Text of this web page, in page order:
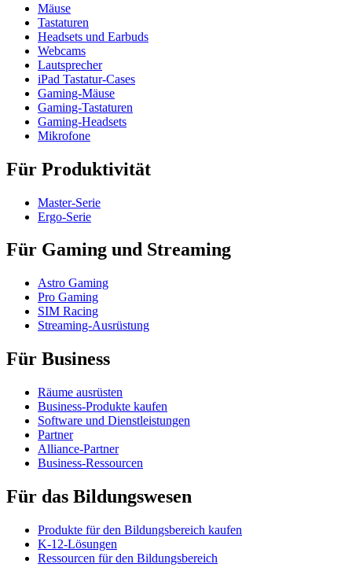
Mäuse
Tastaturen
Headsets und Earbuds
Webcams
Lautsprecher
iPad Tastatur-Cases
Gaming-Mäuse
Gaming-Tastaturen
Gaming-Headsets
Mikrofone
Für Produktivität
Master-Serie
Ergo-Serie
Für Gaming und Streaming
Astro Gaming
Pro Gaming
SIM Racing
Streaming-Ausrüstung
Für Business
Räume ausrüsten
Business-Produkte kaufen
Software und Dienstleistungen
Partner
Alliance-Partner
Business-Ressourcen
Für das Bildungswesen
Produkte für den Bildungsbereich kaufen
K-12-Lösungen
Ressourcen für den Bildungsbereich